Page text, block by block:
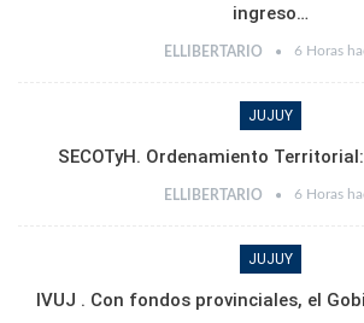
ingreso…
ELLIBERTARIO 6 Horas
JUJUY
SECOTyH. Ordenamiento
ELLIBERTARIO 6 Horas
JUJUY
IVUJ . Con fondos provinciales, el